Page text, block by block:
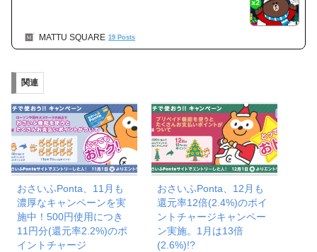
MATTU SQUARE 19 Posts
関連
おさいふPonta、11月も
濃厚なキャンペーンを実
施中！500円使用につき
11円分(還元率2.2%)のポ
イントチャージ
おさいふPonta、12月も
還元率12倍(2.4%)のポイ
ントチャージキャンペー
ン実施。1月は13倍
(2.6%)!?